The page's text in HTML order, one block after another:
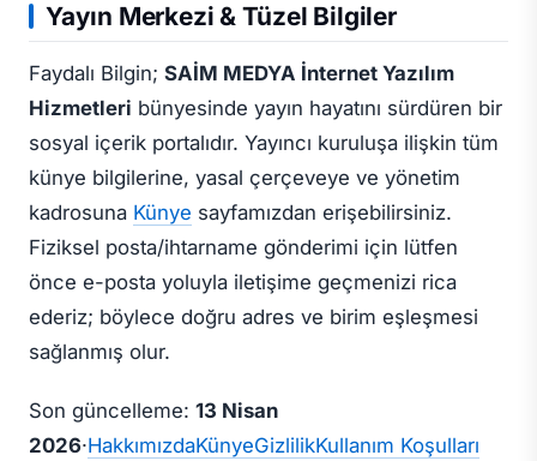
Yayın Merkezi & Tüzel Bilgiler
Faydalı Bilgin; SAİM MEDYA İnternet Yazılım
Hizmetleri bünyesinde yayın hayatını sürdüren bir
sosyal içerik portalıdır. Yayıncı kuruluşa ilişkin tüm
künye bilgilerine, yasal çerçeveye ve yönetim
kadrosuna Künye sayfamızdan erişebilirsiniz.
Fiziksel posta/ihtarname gönderimi için lütfen
önce e-posta yoluyla iletişime geçmenizi rica
ederiz; böylece doğru adres ve birim eşleşmesi
sağlanmış olur.
Son güncelleme: 13 Nisan
2026·HakkımızdaKünyeGizlilikKullanım Koşulları